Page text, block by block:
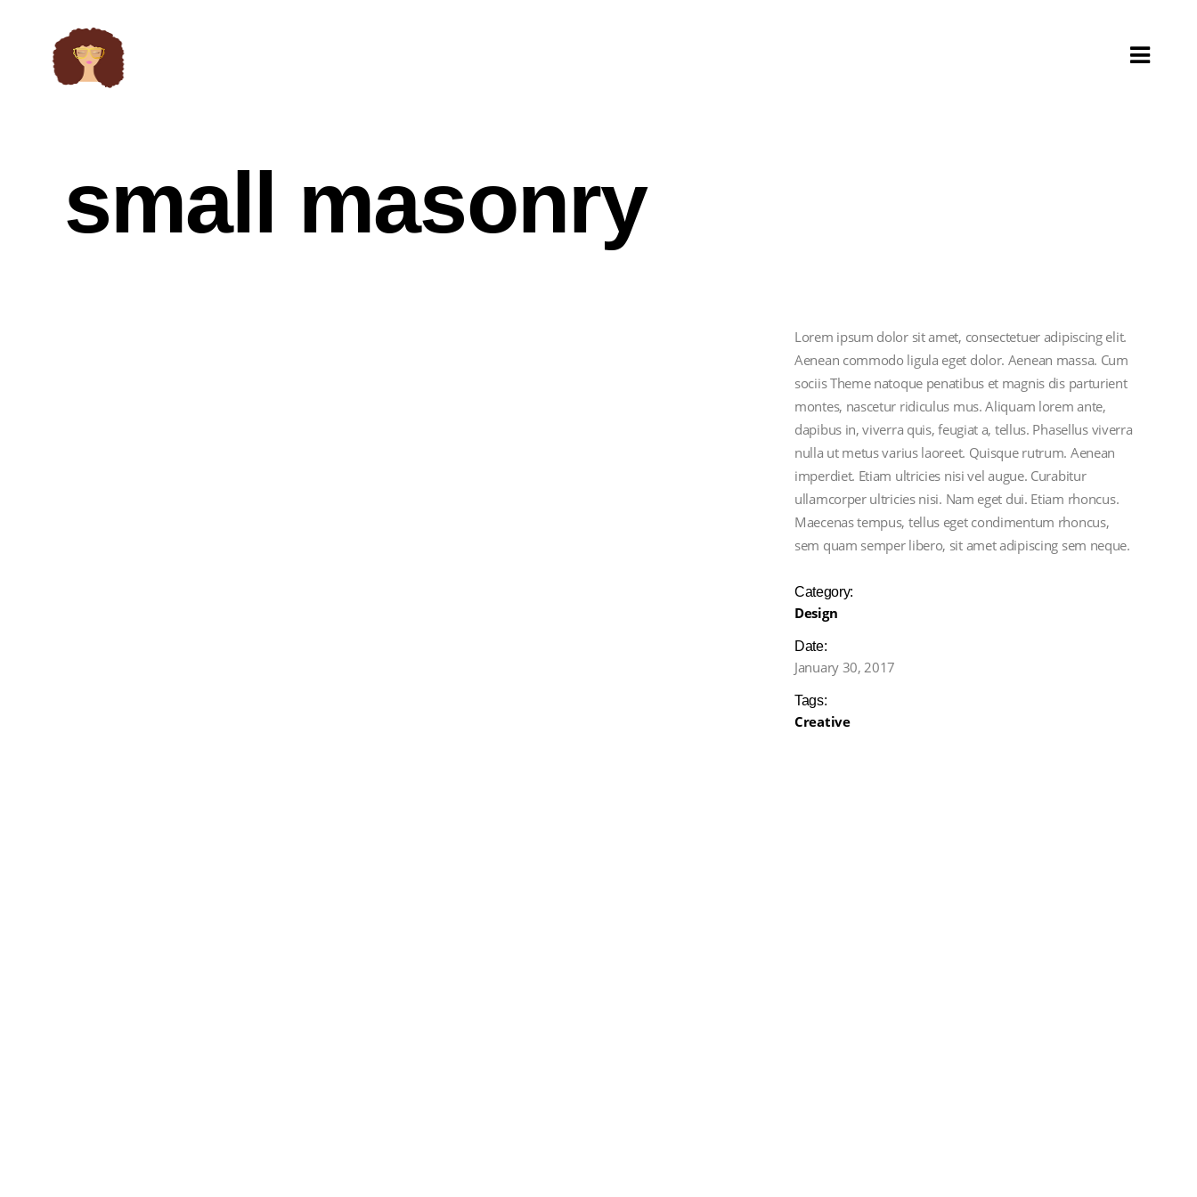
small masonry
Lorem ipsum dolor sit amet, consectetuer adipiscing elit.
Aenean commodo ligula eget dolor. Aenean massa. Cum
sociis Theme natoque penatibus et magnis dis parturient
montes, nascetur ridiculus mus. Aliquam lorem ante,
dapibus in, viverra quis, feugiat a, tellus. Phasellus viverra
nulla ut metus varius laoreet. Quisque rutrum. Aenean
imperdiet. Etiam ultricies nisi vel augue. Curabitur
ullamcorper ultricies nisi. Nam eget dui. Etiam rhoncus.
Maecenas tempus, tellus eget condimentum rhoncus,
sem quam semper libero, sit amet adipiscing sem neque.
Category:
Design
Date:
January 30, 2017
Tags:
Creative